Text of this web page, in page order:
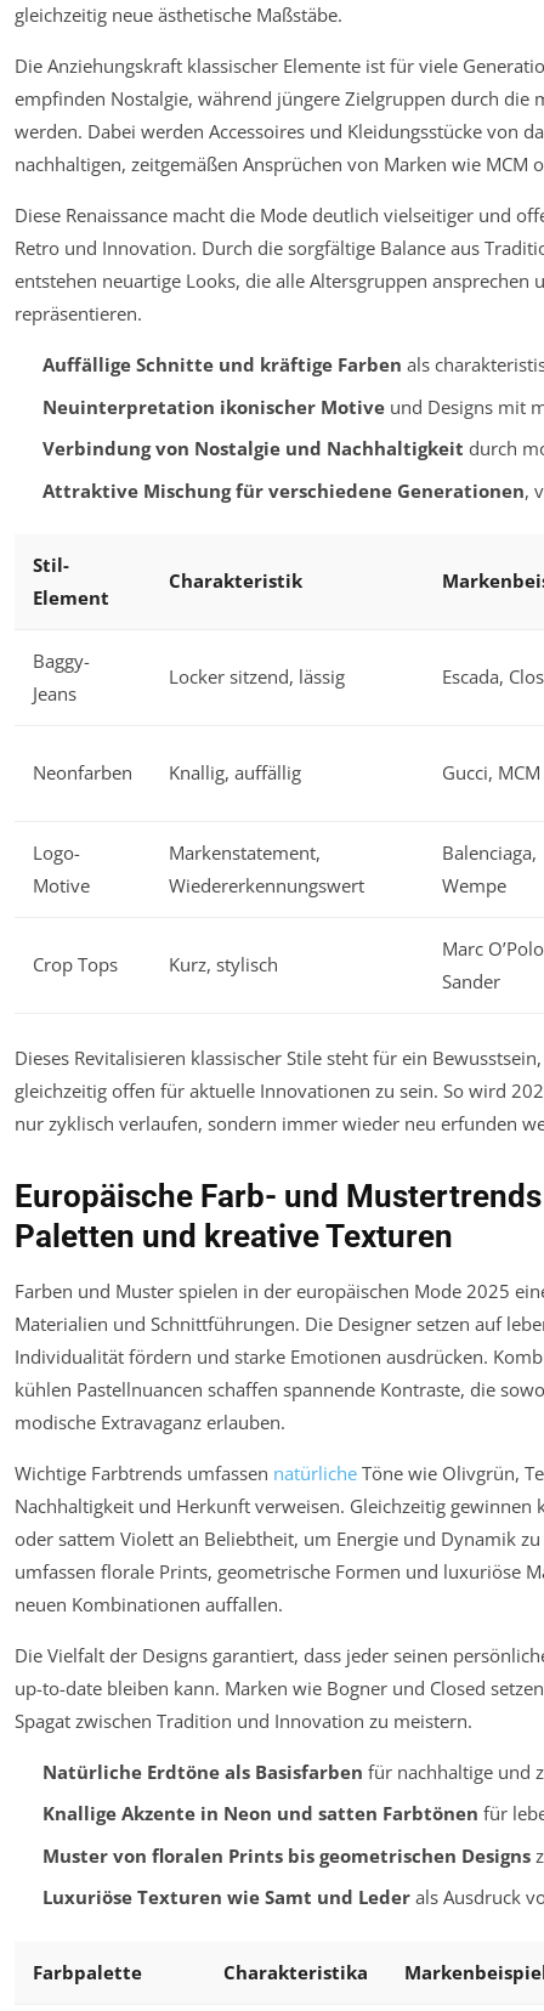
gleichzeitig neue ästhetische Maßstäbe.
Die Anziehungskraft klassischer Elemente ist für viele
empfinden Nostalgie, während jüngere Zielgruppen durch die
werden. Dabei werden Accessoires und Kleidungsstücke von
nachhaltigen, zeitgemäßen Ansprüchen von Marken wie MCM
Diese Renaissance macht die Mode deutlich vielseitiger und
Retro und Innovation. Durch die sorgfältige Balance aus
entstehen neuartige Looks, die alle Altersgruppen ansprechen
repräsentieren.
Auffällige Schnitte und kräftige Farben als
Neuinterpretation ikonischer Motiveund Designs mit
Verbindung von Nostalgie und Nachhaltigkeit durch
Attraktive Mischung für verschiedene Generationen,
Stil-
Element
Charakteristik
Baggy-
Jeans
Locker sitzend, lässig Escada,
Neonfarben Knallig, auffällig Gucci, MCM
Logo-
Motive
Markenstatement,
Wiedererkennungswert
Balenciaga,
Wempe
Crop Tops Kurz, stylisch
Marc
Sander
Dieses Revitalisieren klassischer Stile steht für ein
gleichzeitig offen für aktuelle Innovationen zu sein. So wird
nur zyklisch verlaufen, sondern immer wieder neu erfunden
Europäische Farb- und
Paletten und kreative Texturen
Farben und Muster spielen in der europäischen Mode 2025
Materialien und Schnittführungen. Die Designer setzen auf
Individualität fördern und starke Emotionen ausdrücken.
kühlen Pastellnuancen schaffen spannende Kontraste, die
modische Extravaganz erlauben.
Wichtige Farbtrends umfassen natürliche Töne wie Olivgrün,
Nachhaltigkeit und Herkunft verweisen. Gleichzeitig gewinnen
oder sattem Violett an Beliebtheit, um Energie und Dynamik
umfassen florale Prints, geometrische Formen und luxuriöse
neuen Kombinationen auffallen.
Die Vielfalt der Designs garantiert, dass jeder seinen
up-to-date bleiben kann. Marken wie Bogner und Closed
Spagat zwischen Tradition und Innovation zu meistern.
Natürliche Erdtöne als Basisfarben für nachhaltige und
Knallige Akzente in Neon und satten Farbtönen für
Muster von floralen Prints bis geometrischen Designs
Luxuriöse Texturen wie Samt und Lederals Ausdruck
Farbpalette Charakteristika